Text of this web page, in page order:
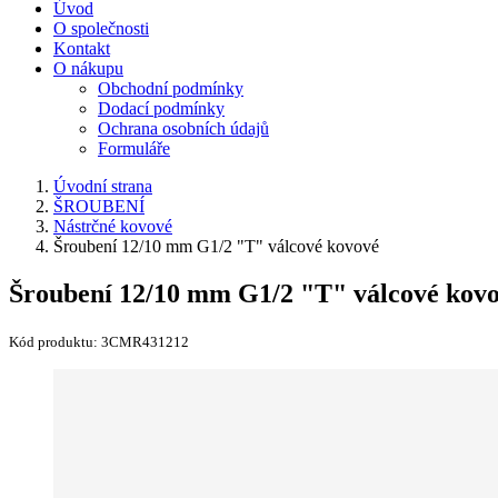
Úvod
O společnosti
Kontakt
O nákupu
Obchodní podmínky
Dodací podmínky
Ochrana osobních údajů
Formuláře
Úvodní strana
ŠROUBENÍ
Nástrčné kovové
Šroubení 12/10 mm G1/2 "T" válcové kovové
Šroubení 12/10 mm G1/2 "T" válcové
Kód produktu: 3CMR431212